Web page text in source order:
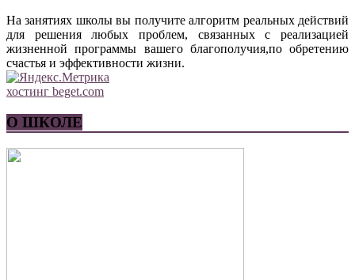
На занятиях школы вы получите алгоритм реальных действий
для решения любых проблем, связанных с реализацией
жизненной программы вашего благополучия,по обретению
счастья и эффективности жизни.
хостинг beget.com
О ШКОЛЕ